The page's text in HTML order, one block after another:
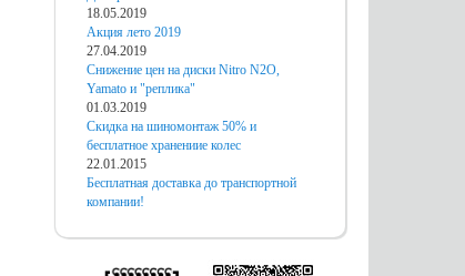
18.05.2019
Акция лето 2019
27.04.2019
Снижение цен на диски Nitro N2O,
Yamato и "реплика"
01.03.2019
Скидка на шиномонтаж 50% и
бесплатное хранениие колес
22.01.2015
Бесплатная доставка до транспортной
компании!